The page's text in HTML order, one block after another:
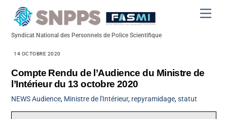
Syndicat National des Personnels de Police Scientifique
14 OCTOBRE 2020
Compte Rendu de l’Audience du Ministre de
l’Intérieur du 13 octobre 2020
NEWS Audience, Ministre de l'Intérieur, repyramidage,statut